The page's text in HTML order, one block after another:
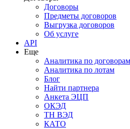
Договоры
Предметы договоров
Выгрузка договоров
Об услуге
API
Еще
Аналитика по договорам
Аналитика по лотам
Блог
Найти партнера
Анкета ЭЦП
ОКЭД
ТН ВЭД
КАТО